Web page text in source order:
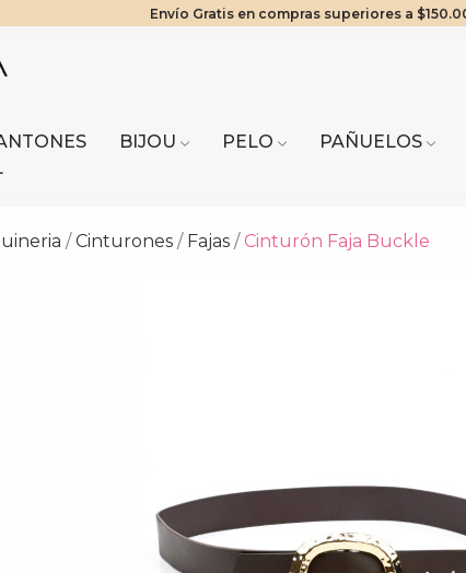
¡Beneficios Exclusivos! 20% OFF a
Envío Gratis en compras superiores a
Tierra del Fuego envíos solo en
Mínimo de
BIJOU PELO PAÑUELOS
Cinturones Fajas Cinturón Faja Buckle